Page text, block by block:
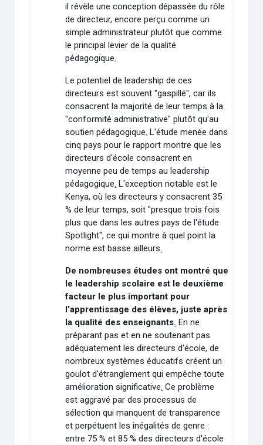
il révèle une conception dépassée du rôle
de directeur, encore perçu comme un
simple administrateur plutôt que comme
le principal levier de la qualité
pédagogique.
Le potentiel de leadership de ces
directeurs est souvent "gaspillé", car ils
consacrent la majorité de leur temps à la
"conformité administrative" plutôt qu'au
soutien pédagogique. L'étude menée dans
cinq pays pour le rapport montre que les
directeurs d'école consacrent en
moyenne peu de temps au leadership
pédagogique. L'exception notable est le
Kenya, où les directeurs y consacrent 35
% de leur temps, soit "presque trois fois
plus que dans les autres pays de l'étude
Spotlight", ce qui montre à quel point la
norme est basse ailleurs.
De nombreuses études ont montré que
le leadership scolaire est le deuxième
facteur le plus important pour
l'apprentissage des élèves, juste après
la qualité des enseignants. En ne
préparant pas et en ne soutenant pas
adéquatement les directeurs d'école, de
nombreux systèmes éducatifs créent un
goulot d'étranglement qui empêche toute
amélioration significative. Ce problème
est aggravé par des processus de
sélection qui manquent de transparence
et perpétuent les inégalités de genre :
entre 75 % et 85 % des directeurs d'école